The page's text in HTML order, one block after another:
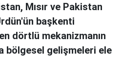
Mısır ve Pakistan
başkenti
dörtlü mekanizmanın
bölgesel gelişmeleri ele